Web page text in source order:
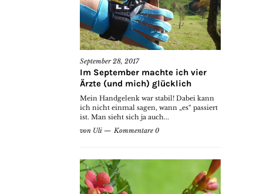
September 28, 2017
Im September machte ich vier
Ärzte (und mich) glücklich
Mein Handgelenk war stabil! Dabei kann
ich nicht einmal sagen, wann „es“ passiert
ist. Man sieht sich ja auch...
von Uli Kommentare 0